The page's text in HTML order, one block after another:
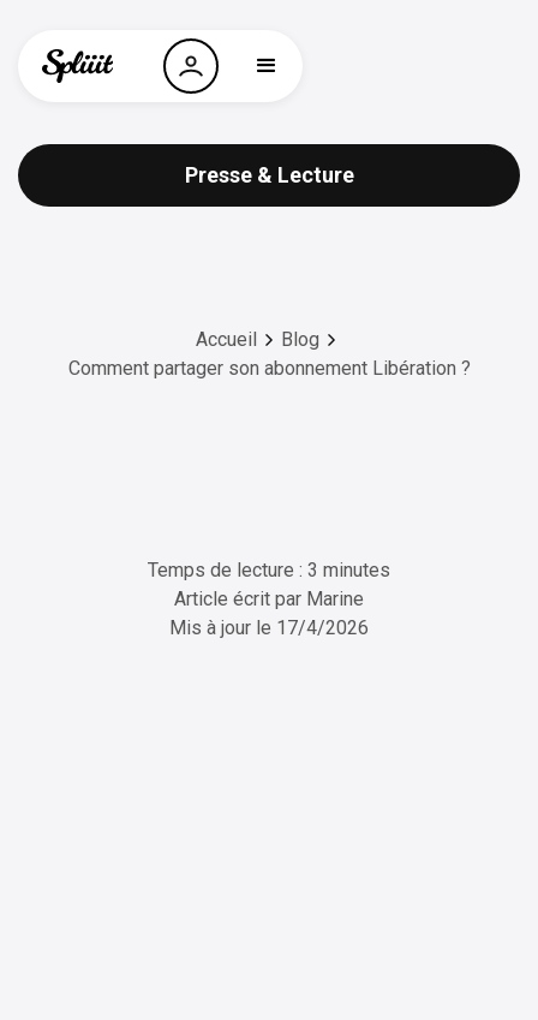
Presse & Lecture
Accueil
Blog
Comment partager son abonnement Libération ?
Temps de lecture : 3 minutes
Article écrit par Marine
Mis à jour le 17/4/2026